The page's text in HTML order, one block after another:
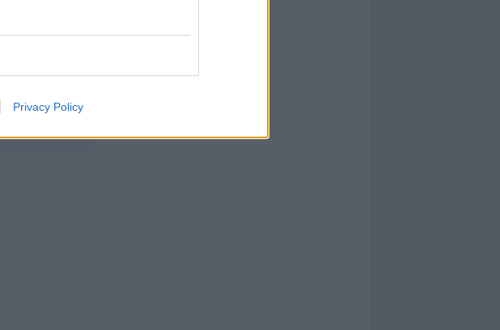
Privacy Policy
parte